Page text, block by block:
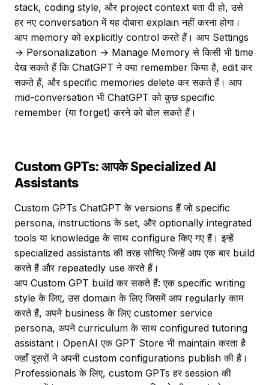
stack, coding style, और project context बता दी हो, उसे
हर नए conversation में यह दोबारा explain नहीं करना होगा।
आप memory को explicitly control करते हैं। आप Settings
→ Personalization → Manage Memory से किसी भी time
देख सकते हैं कि ChatGPT ने क्या remember किया है, edit कर
सकते हैं, और specific memories delete कर सकते हैं। आप
mid-conversation भी ChatGPT को कुछ specific
remember (या forget) करने को बोल सकते हैं।
Custom GPTs: आपके Specialized AI
Assistants
Custom GPTs ChatGPT के versions हैं जो specific
persona, instructions के set, और optionally integrated
tools या knowledge के साथ configure किए गए हैं। इन्हें
specialized assistants की तरह सोचिए जिन्हें आप एक बार build
करते हैं और repeatedly use करते हैं।
आप Custom GPT build कर सकते हैं: एक specific writing
style के लिए, उस domain के लिए जिसमें आप regularly काम
करते हैं, अपने business के लिए customer service
persona, अपने curriculum के साथ configured tutoring
assistant। OpenAI एक GPT Store भी maintain करता है
जहाँ दूसरों ने अपनी custom configurations publish की हैं।
Professionals के लिए, custom GPTs हर session की